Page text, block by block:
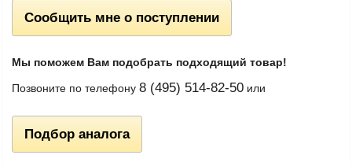
Сообщить мне о поступлении
Мы поможем Вам подобрать подходящий товар!
Позвоните по телефону 8 (495) 514-82-50 или
Подбор аналога